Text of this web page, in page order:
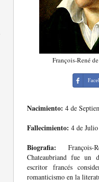
François-René
Nacimiento: 4 de
Fallecimiento: 4 de
Biografia: François-
Chateaubriand fue un
escritor francés
romanticismo en la